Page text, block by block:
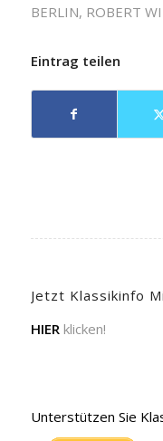
BERLIN, ROBERT
Eintrag teilen
Jetzt Klassikinfo
HIER klicken!
Unterstützen Sie